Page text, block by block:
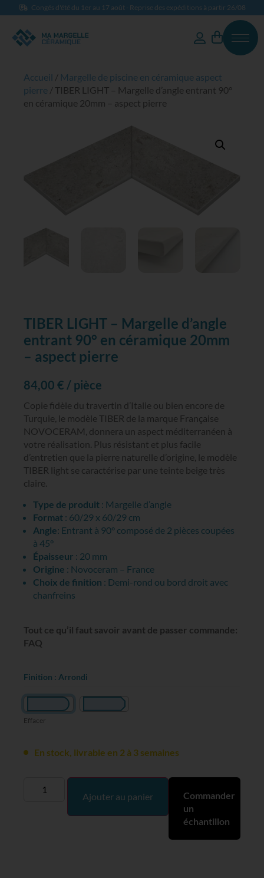
Congés d'été du 1er au 17 août - Reprise des expéditions à partir 26/08
Accueil / Margelle de piscine en céramique aspect
pierre / TIBER LIGHT – Margelle d’angle entrant 90°
en céramique 20mm – aspect pierre
TIBER LIGHT – Margelle d’angle
entrant 90° en céramique 20mm
– aspect pierre
84,00 € / pièce
Copie fidèle du travertin d’Italie ou bien encore de
Turquie, le modèle TIBER de la marque Française
NOVOCERAM, donnera un aspect méditerranéen à
votre réalisation. Plus résistant et plus facile
d’entretien que la pierre naturelle d’origine, le modèle
TIBER light se caractérise par une teinte beige très
claire.
Type de produit : Margelle d’angle
Format : 60/29 x 60/29 cm
Angle: Entrant à 90° composé de 2 pièces coupées
à 45°
Épaisseur : 20 mm
Origine : Novoceram – France
Choix de finition : Demi-rond ou bord droit avec
chanfreins
Tout ce qu’il faut savoir avant de passer commande:
FAQ
Finition : Arrondi
Effacer
En stock, livrable en 2 à 3 semaines
Ajouter au panier
Commander
un
échantillon